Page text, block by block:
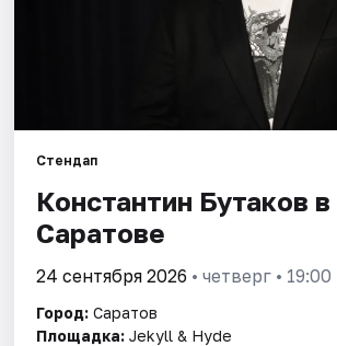
Артисты
Рейтинги
Стендап
Константин Бутаков в
Саратове
24 сентября 2026 • четверг • 19:00
Город: Саратов
Площадка: Jekyll & Hyde